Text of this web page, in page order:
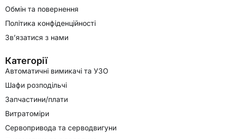
Обмін та повернення
Політика конфіденційності
Зв’язатися з нами
Категорії
Автоматичні вимикачі та УЗО
Шафи розподільчі
Запчастини/плати
Витратоміри
Сервопривода та серводвигуни